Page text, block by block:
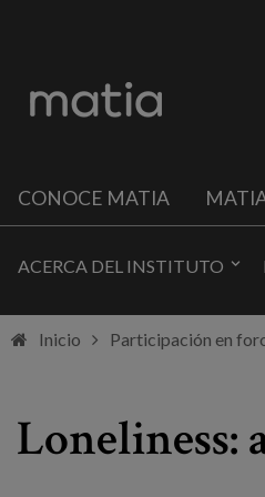
CONOCE MATIA
ACERCA DEL INSTITUTO
Inicio Participación en
Loneliness: